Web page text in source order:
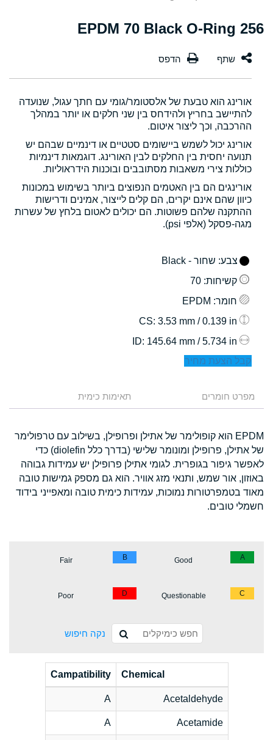
256 EPDM 70 Black O-Ring
אורינג הוא טבעת של אלסטומר/גומי עם חתך עגול, שנועדה
להתיישב בחריץ ולהידחס בין שני חלקים או יותר במהלך
ההרכבה, וכך ליצור איטום.
אורינג יכול לשמש ביישומים סטטיים או דינמיים שבהם יש
תנועה יחסית בין החלקים לבין האורינג. דוגמאות דינמיות
כוללות צירי משאבות מסתובבים ובוכנות הידראוליות.
אורינגים הם בין האטמים הנפוצים ביותר בשימוש במכונות
כיוון שהם אינם יקרים, הם קלים לייצור, אמינים ודרישות
ההתקנה שלהם פשוטות. הם יכולים לאטום בלחץ של עשרות
מגה-פסקל (אלפי psi).
צבע: שחור - Black
קשיחות: 70
חומר: EPDM
: 3.53 mm / 0.139 in
: 145.64 mm / 5.734 in
קבל הצעת מחיר
מפרט חומרים תאימות כימית
EPDM הוא קופולימר של אתילן ופרופילן, בשילוב עם טרפולימר
של אתילן, פרופילן ומונומר שלישי (בדרך כלל diolefin) כדי
לאפשר גיפור בגופרית. לגומי אתילן פרופילן יש עמידות גבוהה
באוזון, אור שמש, ותנאי מזג אוויר. הוא גם מספק גמישות טובה
מאוד בטמפרטורות נמוכות, עמידות כימית טובה ומאפייני בידוד
חשמלי טובים.
A
Good
B
Fair
C
Questionable
D
Poor
נקה חיפוש
Chemical
Campatibility
Acetaldehyde
A
Acetamide
A